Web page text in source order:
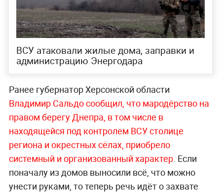
ВСУ атаковали жилые дома, заправки и
администрацию Энергодара
Ранее губернатор Херсонской области
Владимир Сальдо сообщил, что мародёрство на
правом берегу Днепра, в том числе в
находящейся под контролем ВСУ столице
региона и окрестных сёлах, приобрело
системный и организованный характер. Если
поначалу из домов выносили всё, что можно
унести руками, то теперь речь идёт о захвате